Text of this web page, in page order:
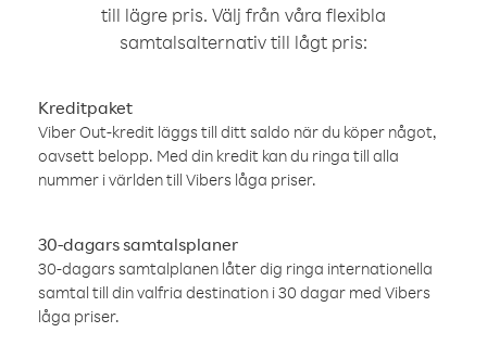
till lägre pris. Välj från våra flexibla
samtalsalternativ till lågt pris:
Kreditpaket
Viber Out-kredit läggs till ditt saldo när du köper något,
oavsett belopp. Med din kredit kan du ringa till alla
nummer i världen till Vibers låga priser.
30-dagars samtalsplaner
30-dagars samtalplanen låter dig ringa internationella
samtal till din valfria destination i 30 dagar med Vibers
låga priser.